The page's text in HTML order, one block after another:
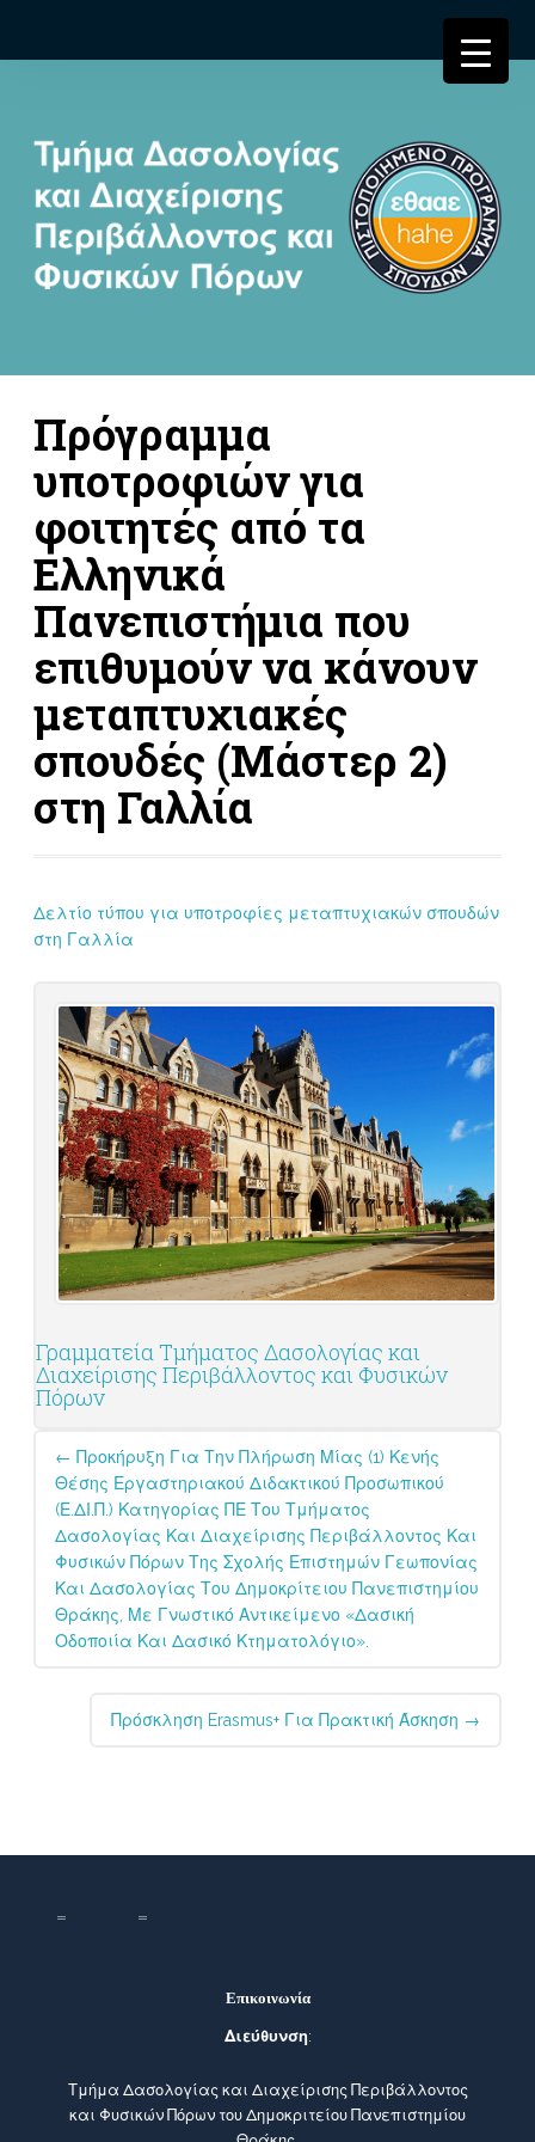
Πρόγραμμα
υποτροφιών για
φοιτητές από τα
Ελληνικά
Πανεπιστήμια που
επιθυμούν να κάνουν
μεταπτυχιακές
σπουδές (Μάστερ 2)
στη Γαλλία
Δελτίο τύπου για υποτροφίες μεταπτυχιακών σπουδών
στη Γαλλία
Γραμματεία Τμήματος Δασολογίας και
Διαχείρισης Περιβάλλοντος και Φυσικών
Πόρων
Post
navigation
← Προκήρυξη Για Την Πλήρωση Μίας (1) Κενής
Θέσης Εργαστηριακού Διδακτικού Προσωπικού
(Ε.ΔΙ.Π.) Κατηγορίας ΠΕ Του Τμήματος
Δασολογίας Και Διαχείρισης Περιβάλλοντος Και
Φυσικών Πόρων Της Σχολής Επιστημών Γεωπονίας
Και Δασολογίας Του Δημοκρίτειου Πανεπιστημίου
Θράκης, Με Γνωστικό Αντικείμενο «Δασική
Οδοποιία Και Δασικό Κτηματολόγιο».
Πρόσκληση Erasmus+ Για Πρακτική Άσκηση →
Επικοινωνία
Διεύθυνση:
Τμήμα Δασολογίας και Διαχείρισης Περιβάλλοντος
και Φυσικών Πόρων του Δημοκριτείου Πανεπιστημίου